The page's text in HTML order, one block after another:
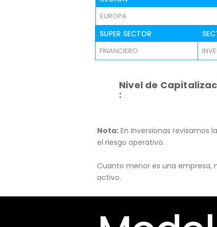
EUROPA
SUPER SECTOR
FINANCIERO
Nivel de
:
Nota: En Inversionas revisamos
el riesgo operativo.
Cuanto menor es una empresa,
activo.